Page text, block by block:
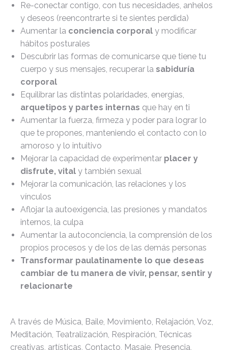
Re-conectar contigo, con tus necesidades, anhelos
y deseos (reencontrarte si te sientes perdida)
Aumentar la conciencia corporal y modificar
hábitos posturales
Descubrir las formas de comunicarse que tiene tu
cuerpo y sus mensajes, recuperar la sabiduría
corporal
Equilibrar las distintas polaridades, energías,
arquetipos y partes internas que hay en ti
Aumentar la fuerza, firmeza y poder para lograr lo
que te propones, manteniendo el contacto con lo
amoroso y lo intuitivo
Mejorar la capacidad de experimentar placer y
disfrute, vital y también sexual
Mejorar la comunicación, las relaciones y los
vínculos
Aflojar la autoexigencia, las presiones y mandatos
internos, la culpa
Aumentar la autoconciencia, la comprensión de los
propios procesos y de los de las demás personas
Transformar paulatinamente lo que deseas
cambiar de tu manera de vivir, pensar, sentir y
relacionarte
A través de Música, Baile, Movimiento, Relajación, Voz,
Meditación, Teatralización, Respiración, Técnicas
creativas, artísticas, Contacto, Masaje, Presencia,